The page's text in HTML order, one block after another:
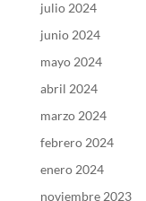
julio 2024
junio 2024
mayo 2024
abril 2024
marzo 2024
febrero 2024
enero 2024
noviembre 2023